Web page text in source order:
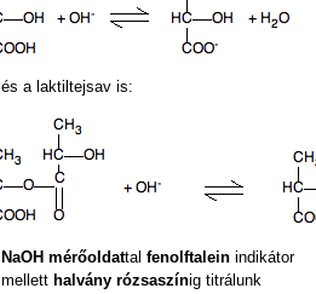
és a laktiltejsav is:
NaOH mérőoldattal fenolftaleinindikátor
mellett halvány rózsaszínig titrálunk